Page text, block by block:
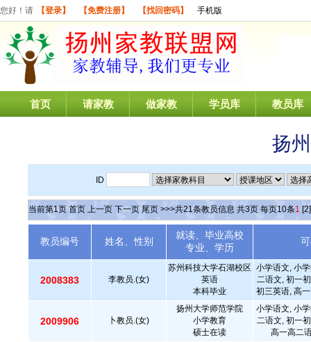
您好！请 【登录】 【免费注册】 【找回密码】 手机版
首页 请家教 做家教 学员库 教员库
扬
ID
当前第1页 首页 上一页 下一页 尾页 >>>共21条教员信息 共3页 每页10条1 [2]
教员编号 姓名、性别
就读、毕业高校
专业、学历
2008383 李教员.(女)
苏州科技大学石湖校区
英语
本科毕业
小学语文, 小
二语文, 初一
初三英语, 高
2009906 卜教员.(女)
扬州大学师范学院
小学教育
硕士在读
小学语文, 小
二语文, 初一
高一高二